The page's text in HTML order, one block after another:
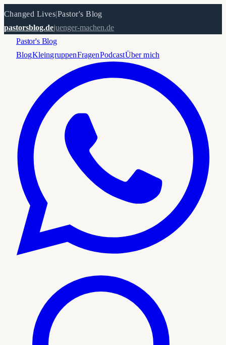
Changed Lives|Pastor's Blog
pastorsblog.dejuenger-machen.de
Pastor's Blog
BlogKleingruppenFragenPodcastÜber mich